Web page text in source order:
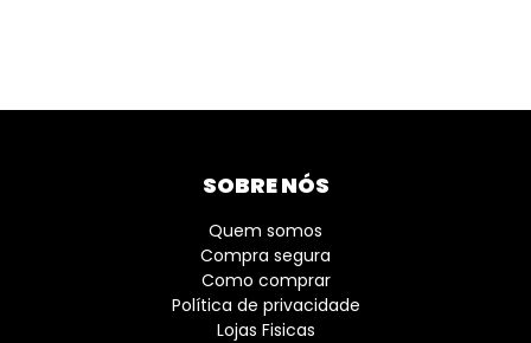
SOBRE NÓS
Quem somos
Compra segura
Como comprar
Política de privacidade
Lojas Fisicas